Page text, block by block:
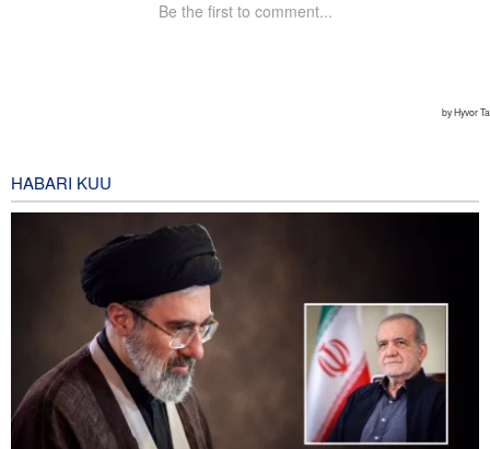
HABARI KUU